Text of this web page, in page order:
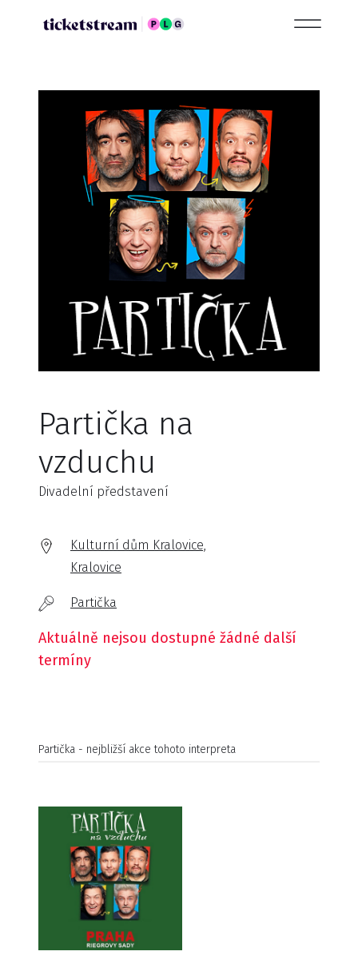
Partička na
vzduchu
Divadelní představení
Kulturní dům Kralovice,
Kralovice
Partička
Aktuálně nejsou dostupné žádné další
termíny
Partička - nejbližší akce tohoto interpreta